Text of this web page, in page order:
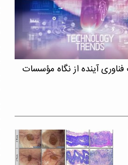
آینده از نگاه مؤسسات